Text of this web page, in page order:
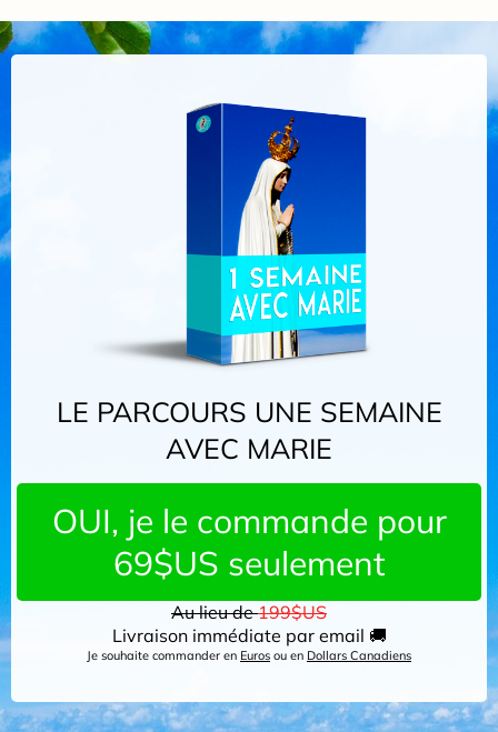
LE PARCOURS UNE SEMAINE
AVEC MARIE
OUI, je le commande pour
69$US seulement
Au lieu de199$US
Livraison immédiate par email 🚚
Je souhaite commander en Euros ou en Dollars Canadiens